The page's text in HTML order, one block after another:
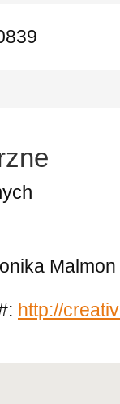
Malmon
http://